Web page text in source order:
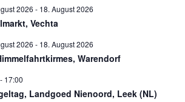
2026 - 18. August 2026
Vechta
2026 - 18. August 2026
Warendorf
- 17:00
Landgoed Nienoord, Leek (NL)